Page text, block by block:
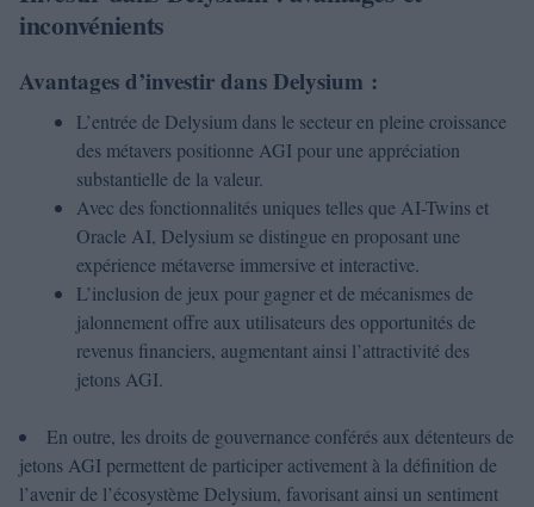
inconvénients
Avantages d’investir dans Delysium :
L’entrée de Delysium dans le secteur en pleine croissance
des métavers positionne AGI pour une appréciation
substantielle de la valeur.
Avec des fonctionnalités uniques telles que AI-Twins et
Oracle AI, Delysium se distingue en proposant une
expérience métaverse immersive et interactive.
L’inclusion de jeux pour gagner et de mécanismes de
jalonnement offre aux utilisateurs des opportunités de
revenus financiers, augmentant ainsi l’attractivité des
jetons AGI.
En outre, les droits de gouvernance conférés aux détenteurs de
jetons AGI permettent de participer activement à la définition de
l’avenir de l’écosystème Delysium, favorisant ainsi un sentiment